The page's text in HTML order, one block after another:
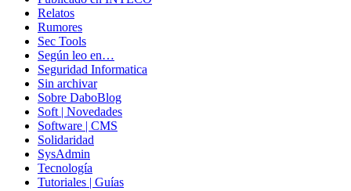
Relatos
Rumores
Sec Tools
Según leo en…
Seguridad Informatica
Sin archivar
Sobre DaboBlog
Soft | Novedades
Software | CMS
Solidaridad
SysAdmin
Tecnología
Tutoriales | Guías